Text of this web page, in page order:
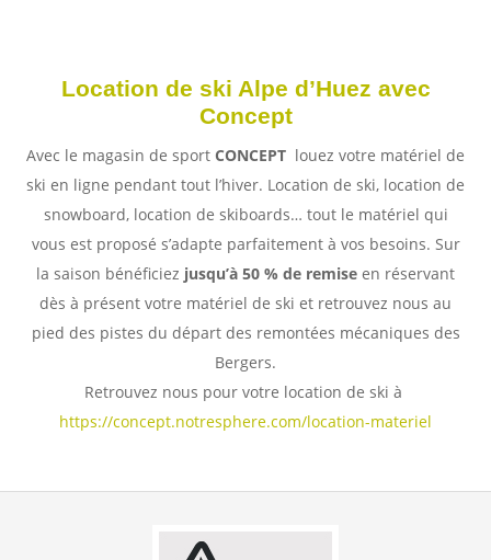
Location de ski Alpe d’Huez avec
Concept
Avec le magasin de sport CONCEPT louez votre matériel de
ski en ligne pendant tout l’hiver. Location de ski, location de
snowboard, location de skiboards… tout le matériel qui
vous est proposé s’adapte parfaitement à vos besoins. Sur
la saison bénéficiez jusqu’à 50 % de remise en réservant
dès à présent votre matériel de ski et retrouvez nous au
pied des pistes du départ des remontées mécaniques des
Bergers.
Retrouvez nous pour votre location de ski à
https://concept.notresphere.com/location-materiel